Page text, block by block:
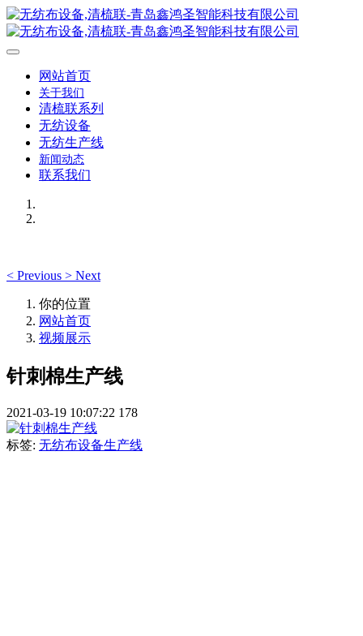
网站首页
关于我们
清梳联系列
无纺设备
无纺生产线
新闻动态
联系我们
< Previous > Next
你的位置
网站首页
视频展示
针刺棉生产线
2021-03-19 10:07:22 178
标签: 无纺布设备生产线